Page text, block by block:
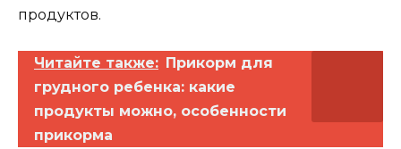
продуктов.
Читайте также: Прикорм для
грудного ребенка: какие
продукты можно, особенности
прикорма